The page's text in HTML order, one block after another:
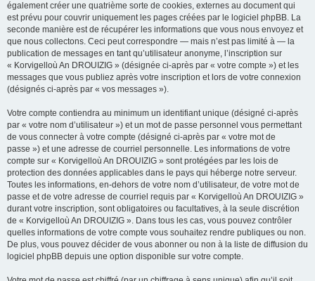
également créer une quatrième sorte de cookies, externes au document qui
est prévu pour couvrir uniquement les pages créées par le logiciel phpBB. La
seconde manière est de récupérer les informations que vous nous envoyez et
que nous collectons. Ceci peut correspondre — mais n’est pas limité à — la
publication de messages en tant qu’utilisateur anonyme, l’inscription sur
« Korvigelloù An DROUIZIG » (désignée ci-après par « votre compte ») et les
messages que vous publiez après votre inscription et lors de votre connexion
(désignés ci-après par « vos messages »).
Votre compte contiendra au minimum un identifiant unique (désigné ci-après
par « votre nom d’utilisateur ») et un mot de passe personnel vous permettant
de vous connecter à votre compte (désigné ci-après par « votre mot de
passe ») et une adresse de courriel personnelle. Les informations de votre
compte sur « Korvigelloù An DROUIZIG » sont protégées par les lois de
protection des données applicables dans le pays qui héberge notre serveur.
Toutes les informations, en-dehors de votre nom d’utilisateur, de votre mot de
passe et de votre adresse de courriel requis par « Korvigelloù An DROUIZIG »
durant votre inscription, sont obligatoires ou facultatives, à la seule discrétion
de « Korvigelloù An DROUIZIG ». Dans tous les cas, vous pouvez contrôler
quelles informations de votre compte vous souhaitez rendre publiques ou non.
De plus, vous pouvez décider de vous abonner ou non à la liste de diffusion du
logiciel phpBB depuis une option disponible sur votre compte.